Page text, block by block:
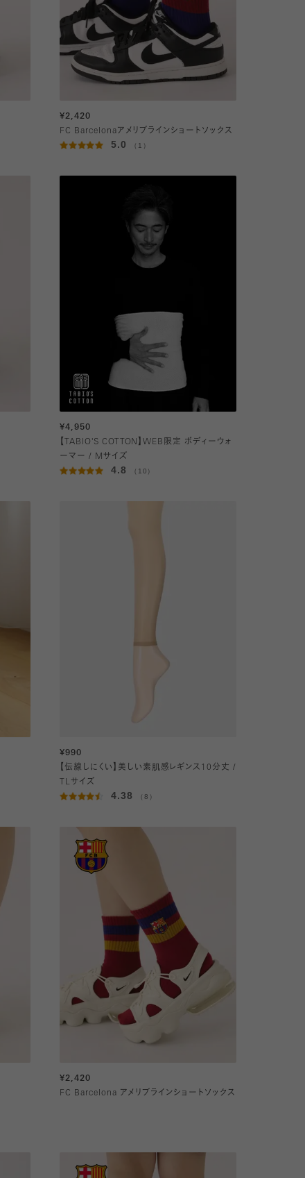
¥2,420
FC Barcelonaアメリブラインショートソックス
5.0 （1）
¥4,950
【TABIO'S COTTON】WEB限定 ボディーウォ
ーマー / Mサイズ
4.8 （10）
¥990
【伝線しにくい】美しい素肌感レギンス10分丈 /
TLサイズ
4.38 （8）
¥2,420
FC Barcelona アメリブラインショートソックス